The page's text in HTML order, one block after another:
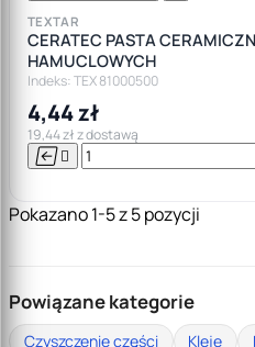
TEXTAR
CERATEC PASTA
HAMUCLOWYCH
Indeks: TEX 81000500
4,44 zł
19,44 zł z dostawą
 
Pokazano 1-5 z 5 pozycji
Powiązane kategorie
Czyszczenie części Kleje